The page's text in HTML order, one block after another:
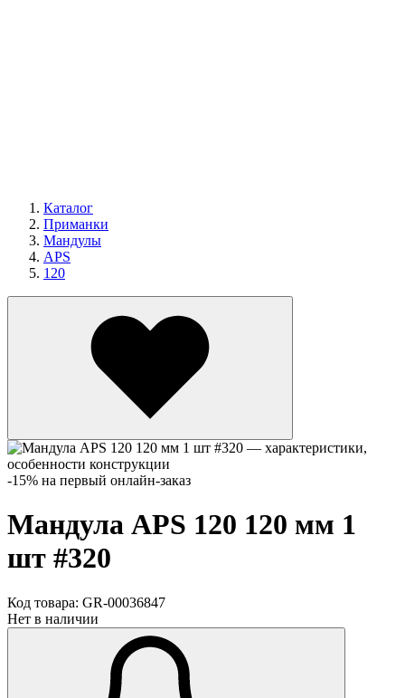
Каталог
Приманки
Мандулы
APS
120
-15% на первый онлайн-заказ
Мандула APS 120 120 мм 1
шт #320
Код товара: GR-00036847
Нет в наличии